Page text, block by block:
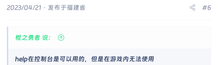
2023/04/21 · 发布于福建省 #6
棍之勇者 说：
help在控制台是可以用的，但是在游戏内无法使用